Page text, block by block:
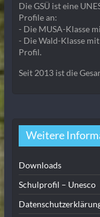
Die GSÜ ist eine
Profile an:
- Die MUSA-Klasse
- Die Wald-Klasse
Profil.
Seit 2013 ist die
Weitere
Downloads
Schulprofil – Unesco